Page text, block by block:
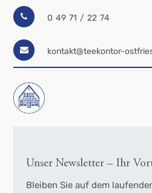
0 49 71 / 22 74
kontakt@teekontor-
Unser Newsletter – Ihr
Bleiben Sie auf dem